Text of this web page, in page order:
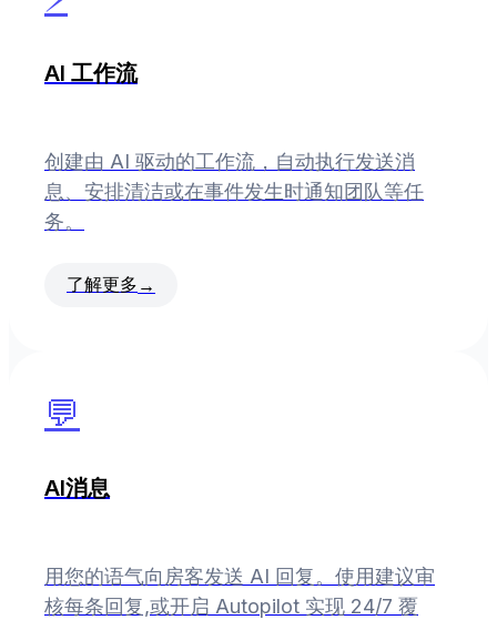
AI 工作流
创建由 AI 驱动的工作流，自动执行发送消
息、安排清洁或在事件发生时通知团队等任
务。
了解更多 →
💬
AI消息
用您的语气向房客发送 AI 回复。使用建议审
核每条回复,或开启 Autopilot 实现 24/7 覆